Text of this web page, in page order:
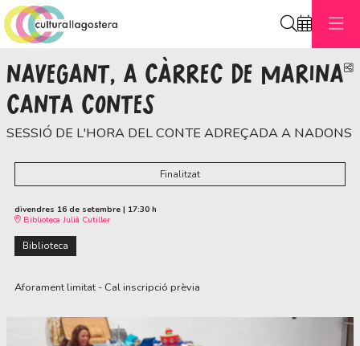
NAVEGANT, A CÀRREC DE MARINA
CANTA CONTES
SESSIÓ DE L'HORA DEL CONTE ADREÇADA A NADONS
Finalitzat
divendres 16 de setembre | 17:30 h
Biblioteca Julià Cutiller
Biblioteca
Aforament limitat - Cal inscripció prèvia